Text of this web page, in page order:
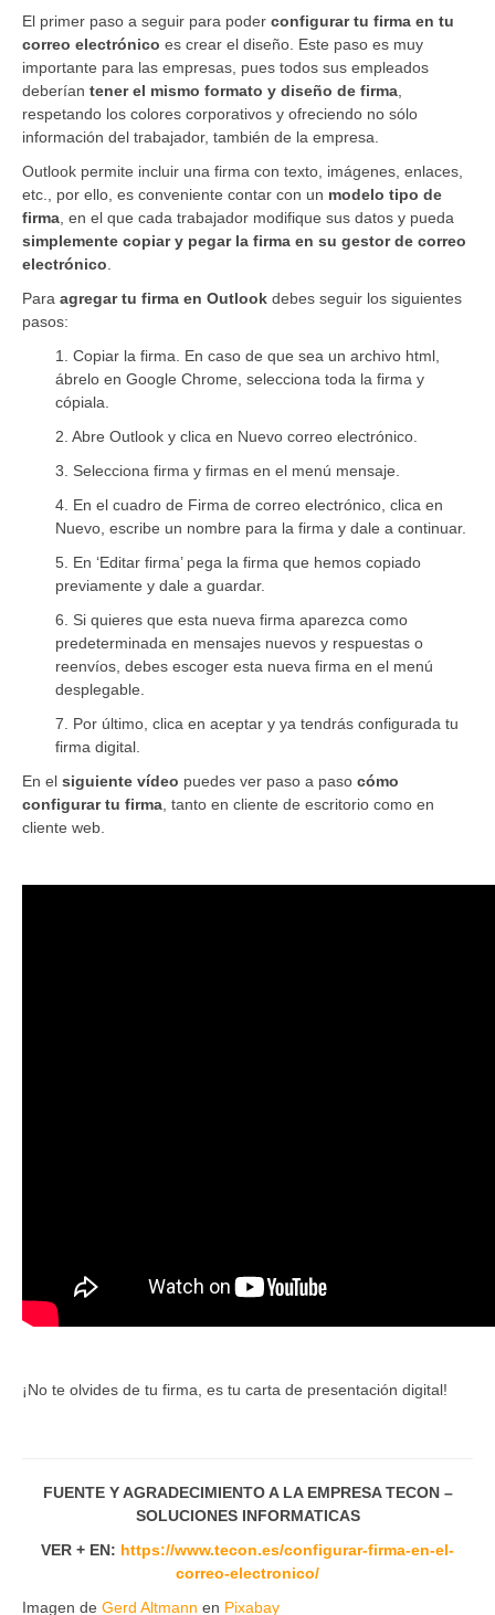
El primer paso a seguir para poder configurar tu firma en tu
correo electrónico es crear el diseño. Este paso es muy
importante para las empresas, pues todos sus empleados
deberían tener el mismo formato y diseño de firma
respetando los colores corporativos y ofreciendo no sólo
información del trabajador, también de la empresa.
Outlook permite incluir una firma con texto, imágenes, enlaces,
etc., por ello, es conveniente contar con un modelo tipo de
firma , en el que cada trabajador modifique sus datos y pueda
simplemente copiar y pegar la firma en su gestor de correo
electrónico
Para agregar tu firma en Outlook debes seguir los siguientes
pasos:
1. Copiar la firma. En caso de que sea un archivo html,
ábrelo en Google Chrome, selecciona toda la firma y
cópiala.
2. Abre Outlook y clica en Nuevo correo electrónico.
3. Selecciona firma y firmas en el menú mensaje.
4. En el cuadro de Firma de correo electrónico, clica en
Nuevo, escribe un nombre para la firma y dale a continuar.
5. En ‘Editar firma’ pega la firma que hemos copiado
previamente y dale a guardar.
6. Si quieres que esta nueva firma aparezca como
predeterminada en mensajes nuevos y respuestas o
reenvíos, debes escoger esta nueva firma en el menú
desplegable.
7. Por último, clica en aceptar y ya tendrás configurada tu
firma digital.
En el siguiente vídeo puedes ver paso a paso cómo
configurar tu firma , tanto en cliente de escritorio como en
cliente web.
¡No te olvides de tu firma, es tu carta de presentación digital!
FUENTE Y AGRADECIMIENTO A LA EMPRESA TECON –
SOLUCIONES INFORMATICAS
VER + EN: https://www.tecon.es/configurar-firma-en-el-
correo-electronico/
Imagen de Gerd Altmann en Pixabay